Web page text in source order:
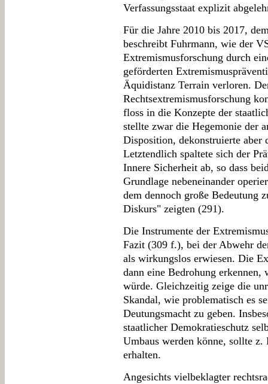
Verfassungsstaat explizit
Für die Jahre 2010 bis 2017,
beschreibt Fuhrmann, wie der
Extremismusforschung durch
geförderten
Äquidistanz Terrain verloren.
Rechtsextremismusforschung
floss in die Konzepte der
stellte zwar die Hegemonie der
Disposition, dekonstruierte
Letztendlich spaltete sich der
Innere Sicherheit ab, so dass
Grundlage nebeneinander
dem dennoch große Bedeutung
Diskurs" zeigten (291).
Die Instrumente der
Fazit (309 f.), bei der Abwehr
als wirkungslos erwiesen. Die
dann eine Bedrohung erkennen,
würde. Gleichzeitig zeige die
Skandal, wie problematisch es
Deutungsmacht zu geben.
staatlicher Demokratieschutz
Umbaus werden könne, sollte
erhalten.
Angesichts vielbeklagter